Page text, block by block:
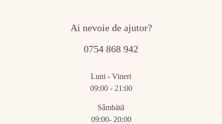
Ai nevoie de ajutor?
0754 868 942
Luni - Vineri
09:00 - 21:00
Sâmbătă
09:00- 20:00